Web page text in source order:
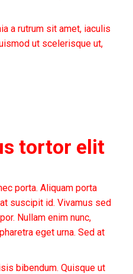
a rutrum sit amet, iaculis
ut scelerisque ut,
tortor elit
porta. Aliquam porta
suscipit id. Vivamus sed
Nullam enim nunc,
eget urna. Sed at
bibendum. Quisque ut